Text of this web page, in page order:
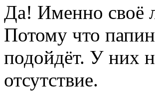
Да! Именно своё
Потому что
подойдёт. У них
отсутствие.